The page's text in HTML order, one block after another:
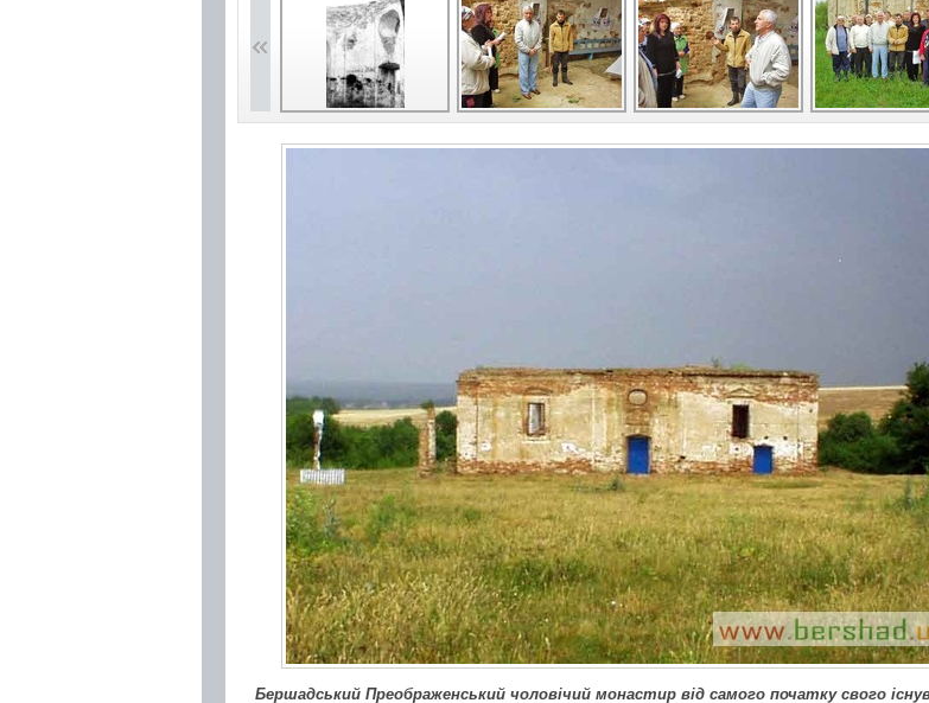
Бершадський Преображенський чоловічий монастир від самого початку свого